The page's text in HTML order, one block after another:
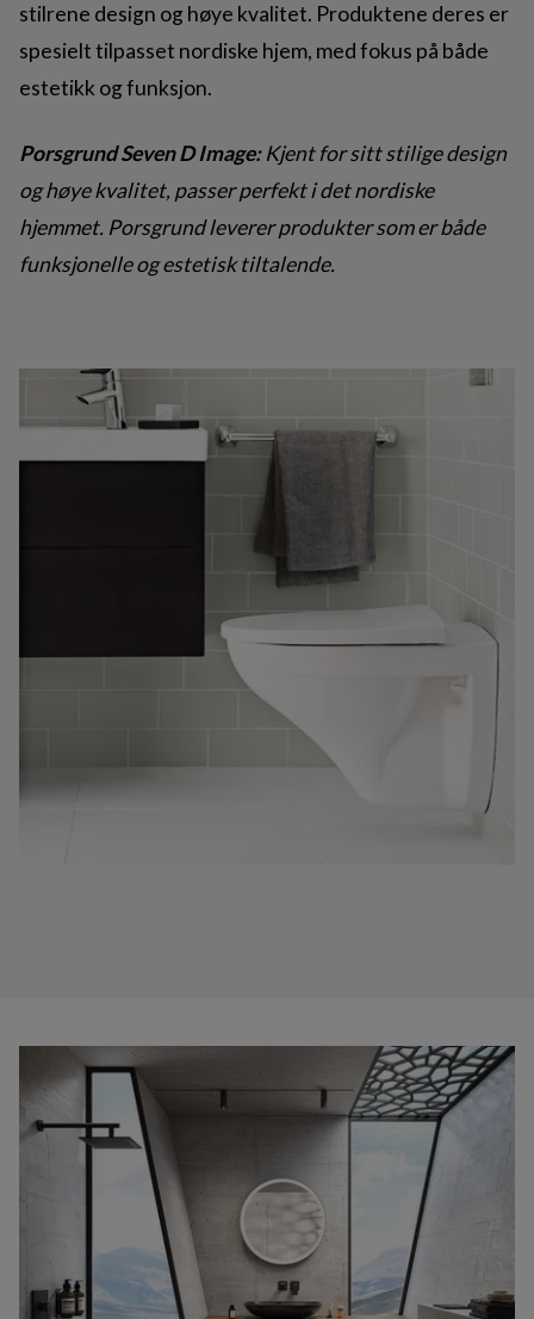
stilrene design og høye kvalitet. Produktene deres er
spesielt tilpasset nordiske hjem, med fokus på både
estetikk og funksjon.
Porsgrund Seven D Image:Kjent for sitt stilige design
og høye kvalitet, passer perfekt i det nordiske
hjemmet. Porsgrund leverer produkter som er både
funksjonelle og estetisk tiltalende.